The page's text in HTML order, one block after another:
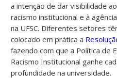
a intenção de dar visibilidade
racismo institucional e à
na UFSC. Diferentes setores
colocado em prática a
fazendo com que a Política de
Racismo Institucional ganhe
profundidade na universidade.